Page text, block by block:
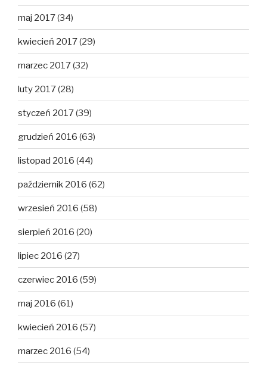
maj 2017(34)
kwiecień 2017(29)
marzec 2017(32)
luty 2017(28)
styczeń 2017(39)
grudzień 2016 (63)
listopad 2016 (44)
październik 2016 (62)
wrzesień 2016 (58)
sierpień 2016 (20)
lipiec 2016 (27)
czerwiec 2016 (59)
maj 2016 (61)
kwiecień 2016 (57)
marzec 2016 (54)